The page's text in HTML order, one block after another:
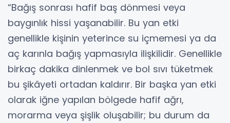
“Bağış sonrası hafif baş dönmesi veya
baygınlık hissi yaşanabilir. Bu yan etki
genellikle kişinin yeterince su içmemesi ya da
aç karınla bağış yapmasıyla ilişkilidir. Genellikle
birkaç dakika dinlenmek ve bol sıvı tüketmek
bu şikâyeti ortadan kaldırır. Bir başka yan etki
olarak iğne yapılan bölgede hafif ağrı,
morarma veya şişlik oluşabilir; bu durum da